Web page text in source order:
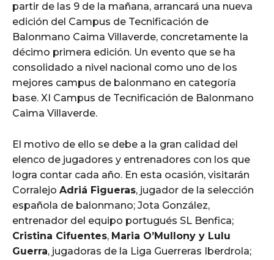
partir de las 9 de la mañana, arrancará una nueva
edición del Campus de Tecnificación de
Balonmano Caima Villaverde, concretamente la
décimo primera edición. Un evento que se ha
consolidado a nivel nacional como uno de los
mejores campus de balonmano en categoría
base. XI Campus de Tecnificación de Balonmano
Caima Villaverde.
El motivo de ello se debe a la gran calidad del
elenco de jugadores y entrenadores con los que
logra contar cada año. En esta ocasión, visitarán
Corralejo Adriá Figueras, jugador de la selección
española de balonmano; Jota González,
entrenador del equipo portugués SL Benfica;
Cristina Cifuentes, Maria O’Mullony y Lulu
Guerra, jugadoras de la Liga Guerreras Iberdrola;